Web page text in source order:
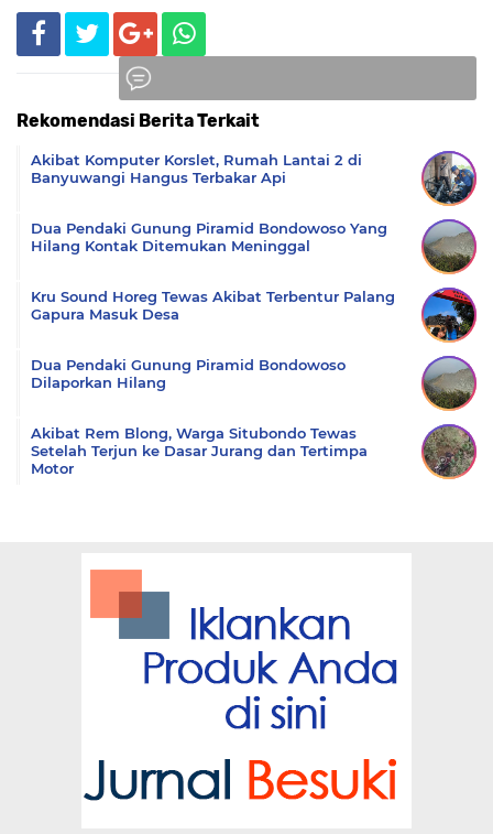
Rekomendasi Berita Terkait
Akibat Komputer Korslet, Rumah Lantai 2 di
Banyuwangi Hangus Terbakar Api
Dua Pendaki Gunung Piramid Bondowoso Yang
Hilang Kontak Ditemukan Meninggal
Kru Sound Horeg Tewas Akibat Terbentur Palang
Gapura Masuk Desa
Dua Pendaki Gunung Piramid Bondowoso
Dilaporkan Hilang
Akibat Rem Blong, Warga Situbondo Tewas
Setelah Terjun ke Dasar Jurang dan Tertimpa
Motor